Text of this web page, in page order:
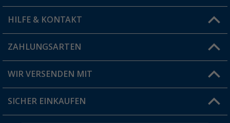
Vorteilskarte
Blog
Jobs & Karriere
HILFE & KONTAKT
FAQ & Kontakt
Versandinformationen
Rücksendung
ZAHLUNGSARTEN
WIR VERSENDEN MIT
SICHER EINKAUFEN